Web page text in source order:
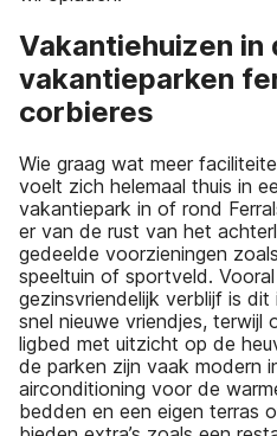
Vakantiehuizen in
vakantieparken
corbieres
Wie graag wat meer
voelt zich helemaal thuis in
vakantiepark in of rond
er van de rust van het
gedeelde voorzieningen
speeltuin of sportveld.
gezinsvriendelijk verblijf is
snel nieuwe vriendjes, terwijl
ligbed met uitzicht op de
de parken zijn vaak modern
airconditioning voor de
bedden en een eigen terras